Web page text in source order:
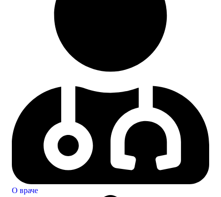
О враче